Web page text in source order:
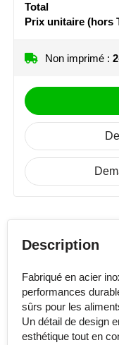
Sophie Muval
STORMaxi
Swiss Peak
TACX
Victorinox
Vinga
Waterman
Total
Prix unitaire (hors
Non imprimé :
Description
Fabriqué en acier
performances
sûrs pour les
Un détail de design
esthétique tout en